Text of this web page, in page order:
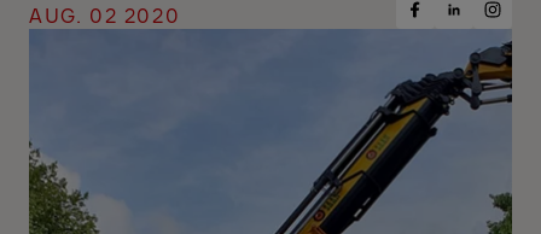
AUG. 02 2020
Share
Facebook
Share
LinkedIn
Share
on